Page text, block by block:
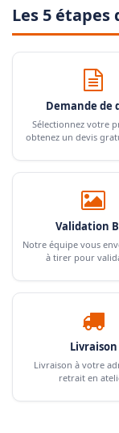
Les 5
Demande de
Sélectionnez votre
obtenez un devis
Validation
Notre équipe vous
à tirer pour
Livraison
Livraison à votre
retrait en